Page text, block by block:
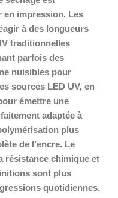
en impression. Les
à des longueurs
traditionnelles
parfois des
nuisibles pour
sources LED UV, en
émettre une
adaptée à
plus
de l’encre. Le
résistance chimique et
sont plus
quotidiennes.